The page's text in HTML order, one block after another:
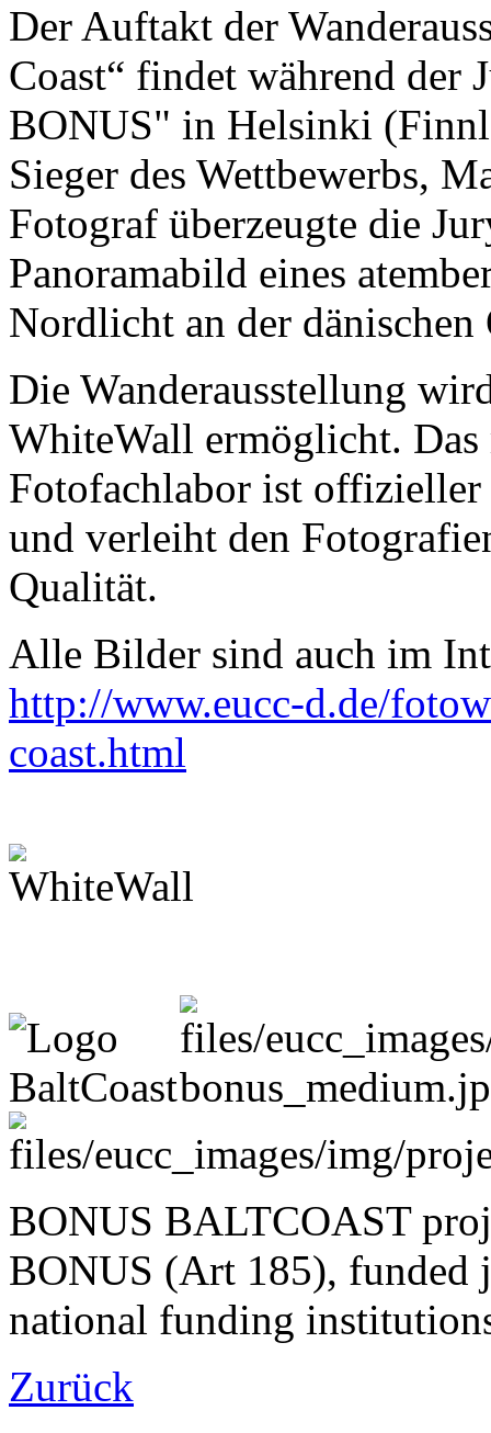
Der Auftakt der
Coast“ findet während der
BONUS" in Helsinki
Sieger des Wettbewerbs,
Fotograf überzeugte die
Panoramabild eines
Nordlicht an der dänischen
Die Wanderausstellung
WhiteWall ermöglicht. Das
Fotofachlabor ist
und verleiht den
Qualität.
Alle Bilder sind auch im
http://www.eucc-d.de/
coast.html
BONUS BALTCOAST
BONUS (Art 185), funded
national funding
Zurück